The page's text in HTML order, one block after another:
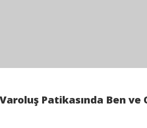
Patikasında Ben ve